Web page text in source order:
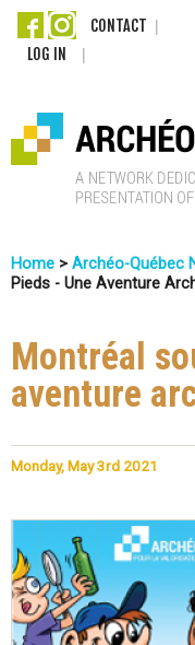
Skip
content
CONTACT
LOG IN
r
c
h
o
-
Q
u
You
Here
Home > Archéo-Québec
Pieds - Une Aventure
Montréal
aventure
Monday, May 3rd 2021